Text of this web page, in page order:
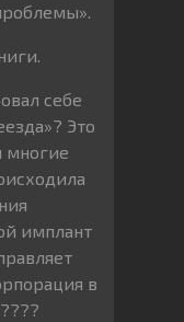
себе
Это
многие
имплант
в